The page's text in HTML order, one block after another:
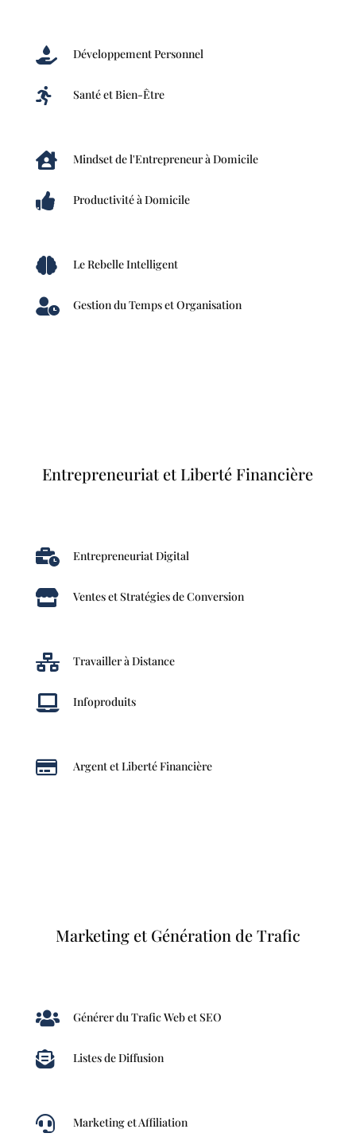
 Développement Personnel
 Santé et Bien-Être
 Mindset de l'Entrepreneur à Domicile
 Productivité à Domicile
 Le Rebelle Intelligent
 Gestion du Temps et Organisation
Entrepreneuriat et Liberté Financière
 Entrepreneuriat Digital
 Ventes et Stratégies de Conversion
 Travailler à Distance
 Infoproduits
 Argent et Liberté Financière
Marketing et Génération de Trafic
 Générer du Trafic Web et SEO
 Listes de Diffusion
 Marketing et Affiliation